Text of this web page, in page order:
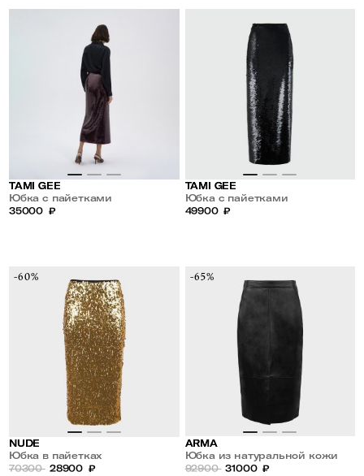
TAMI GEE
Юбка с пайетками
35000 ₽
TAMI GEE
Юбка с пайетками
49900 ₽
-60%
NUDE
Юбка в пайетках
70300 28900 ₽
-65%
ARMA
Юбка из натуральной кожи
92900 31000 ₽